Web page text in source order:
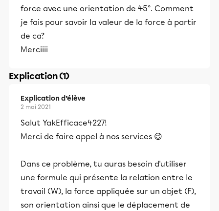
force avec une orientation de 45°. Comment
je fais pour savoir la valeur de la force à partir
de ca?
Merciiii
Explication (1)
Explication d’élève
2 mai 2021
Salut YakEfficace4227!
Merci de faire appel à nos services 😉
Dans ce problème, tu auras besoin d'utiliser
une formule qui présente la relation entre le
travail (W), la force appliquée sur un objet (F),
son orientation ainsi que le déplacement de